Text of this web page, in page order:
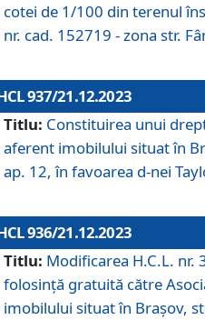
cotei de 1/100 din terenul
nr. cad. 152719 - zona str.
937/21.12.2023
Titlu: Constituirea unui
aferent imobilului situat în
ap. 12, în favoarea d-nei
936/21.12.2023
Titlu: Modificarea H.C.L.
folosinţă gratuită către
imobilului situat în Braşov,